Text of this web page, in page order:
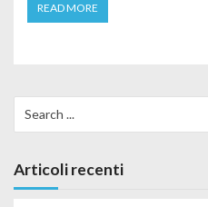
READ MORE
Articoli recenti